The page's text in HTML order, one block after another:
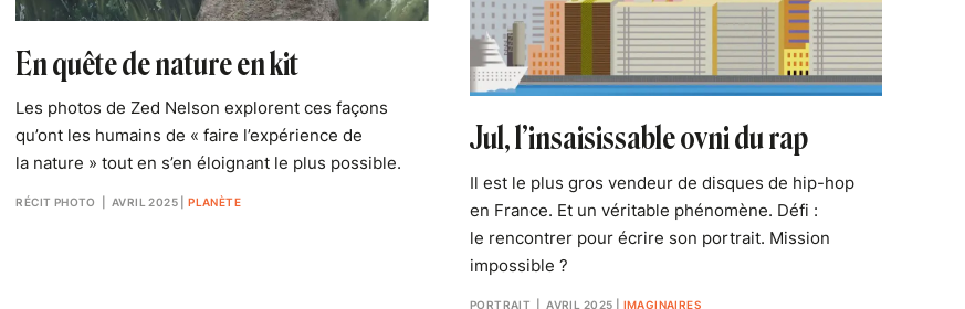
En quête de nature en kit
Les photos de Zed Nelson explorent ces façons
qu’ont les humains de « faire l’expérience de
la nature » tout en s’en éloignant le plus possible.
RÉCIT PHOTO | AVRIL 2025|PLANÈTE
Jul, l’insaisissable ovni du rap
Il est le plus gros vendeur de disques de hip-hop
en France. Et un véritable phénomène. Défi :
le rencontrer pour écrire son portrait. Mission
impossible ?
PORTRAIT | AVRIL 2025 IMAGINAIRES